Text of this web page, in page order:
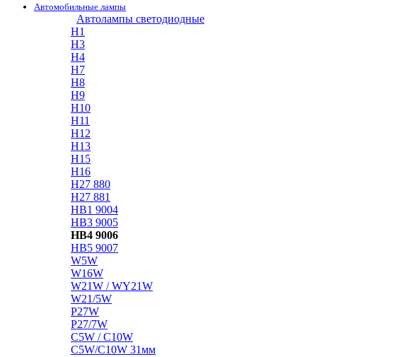
Автомобильные лампы
Автолампы светодиодные
H1
H3
H4
H7
H8
H9
H10
H11
H12
H13
H15
H16
H27 880
H27 881
HB1 9004
HB3 9005
HB4 9006
HB5 9007
W5W
W16W
W21W / WY21W
W21/5W
P27W
P27/7W
C5W / C10W
C5W/C10W 31мм